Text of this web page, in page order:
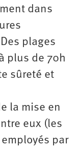
dans
plages
plus de 70h
sûreté et
la mise en
eux (les
par